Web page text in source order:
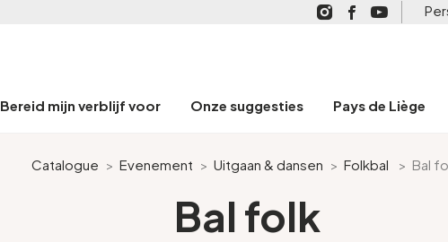
Bereid mijn verblijf voor Onze suggesties Pays de Liège
Catalogue > Evenement > Uitgaan & dansen > Folkbal > Bal
Bal folk